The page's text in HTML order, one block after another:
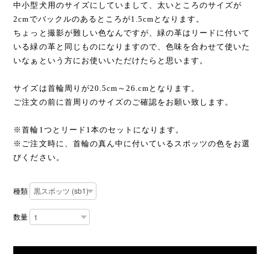
中小型犬用のサイズにしていまして、太いところのサイズが
2cmでバックルのあるところが1.5cmとなります。
ちょっと撮影が難しい色なんですが、緑の革はリードに付いて
いる緑の革と同じものになりますので、色味を合わせて使いた
いなぁという方にお使いいただけたらと思います。
サイズは首輪周りが20.5cm～26.cmとなります。
ご注文の前に首周りのサイズのご確認をお願い致します。
※首輪1つとリード1本のセットになります。
※ご注文時に、首輪の真ん中に付いているスポッツの色をお選
びください。
種類
数量